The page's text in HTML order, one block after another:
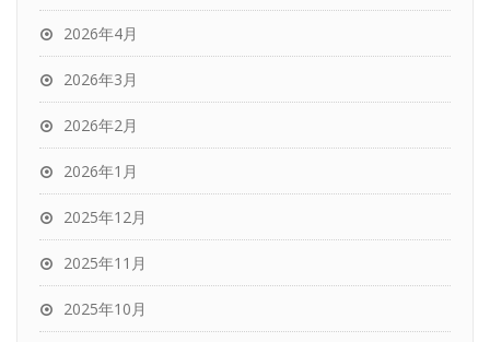
2026年4月
2026年3月
2026年2月
2026年1月
2025年12月
2025年11月
2025年10月